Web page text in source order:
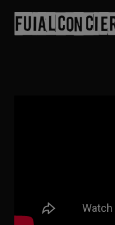
contenido